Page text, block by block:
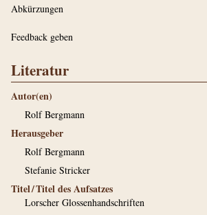
Abkürzungen
Feedback geben
Literatur
Autor(en)
Rolf Bergmann
Herausgeber
Rolf Bergmann
Stefanie Stricker
Titel / Titel des Aufsatzes
Lorscher Glossenhandschriften